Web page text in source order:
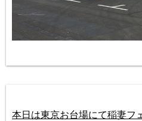
本日は東京お台場にて稲妻フ